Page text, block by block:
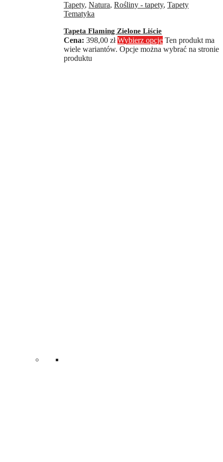
Tapety, Natura, Rośliny - tapety, Tapety
Tematyka
Tapeta Flaming Zielone Liście
398,00 zł Wybierz opcje Ten produkt ma
wiele wariantów. Opcje można wybrać na stronie
produktu